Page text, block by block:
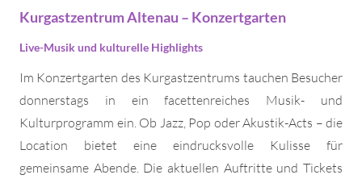
Kurgastzentrum Altenau – Konzertgarten
Live-Musik und kulturelle Highlights
Im Konzertgarten des Kurgastzentrums tauchen Besucher
donnerstags in ein facettenreiches Musik- und
Kulturprogramm ein. Ob Jazz, Pop oder Akustik-Acts – die
Location bietet eine eindrucksvolle Kulisse für
gemeinsame Abende. Die aktuellen Auftritte und Tickets